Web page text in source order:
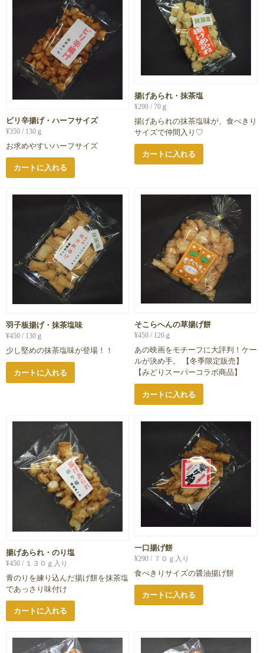
ピリ辛揚げ・ハーフサイズ
¥350 / 130ｇ
お求めやすいハーフサイズ
カートに入れる
揚げあられ・抹茶塩
¥290 / 70ｇ
揚げあられの抹茶塩味が、食べきり
サイズで仲間入り♡
カートに入れる
羽子板揚げ・抹茶塩味
¥450 / 130ｇ
少し堅めの抹茶塩味が登場！！
カートに入れる
そこらへんの草揚げ餅
¥450 / 120ｇ
あの映画をモチーフに大評判！ケー
ルが決め手。 【冬季限定販売】
【みどりスーパーコラボ商品】
カートに入れる
揚げあられ・のり塩
¥450 / １３０ｇ入り
青のりを練り込んだ揚げ餅を抹茶塩
であっさり味付け
カートに入れる
一口揚げ餅
¥290 / ７０ｇ入り
食べきりサイズの醤油揚げ餅
カートに入れる